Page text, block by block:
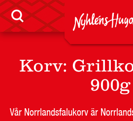
BUTIKSSIDA
RESTAURANG OCH
SKOLA
JOBB
PRESS
KONTAKT
Korv:
900g
Vår Norrlandsfalukorv är